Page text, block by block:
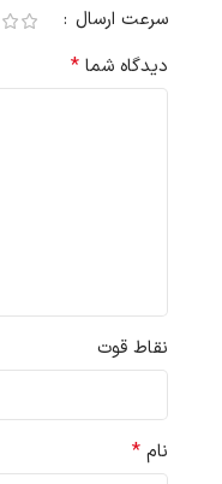
سرعت ارسال
دیدگاه شما *
نقاط قوت
نام *